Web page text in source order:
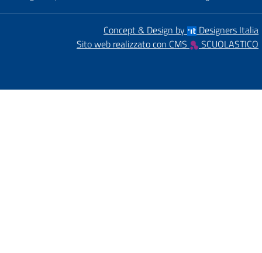
Concept & Design by
Designers Italia
Sito web realizzato con CMS
SCUOLASTICO